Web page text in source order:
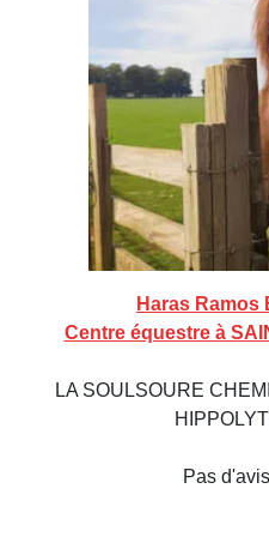
Haras Ramos
Centre équestre à
LA SOULSOURE
Pas